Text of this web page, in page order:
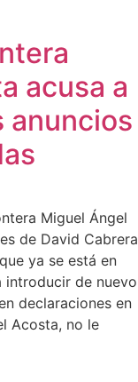
acusa a
anuncios
Miguel Ángel
de David Cabrera
ya se está en
de nuevo
declaraciones en
Acosta, no le